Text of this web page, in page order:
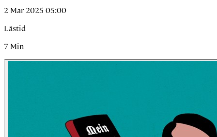
2 Mar 2025 05:00
Lästid
7 Min